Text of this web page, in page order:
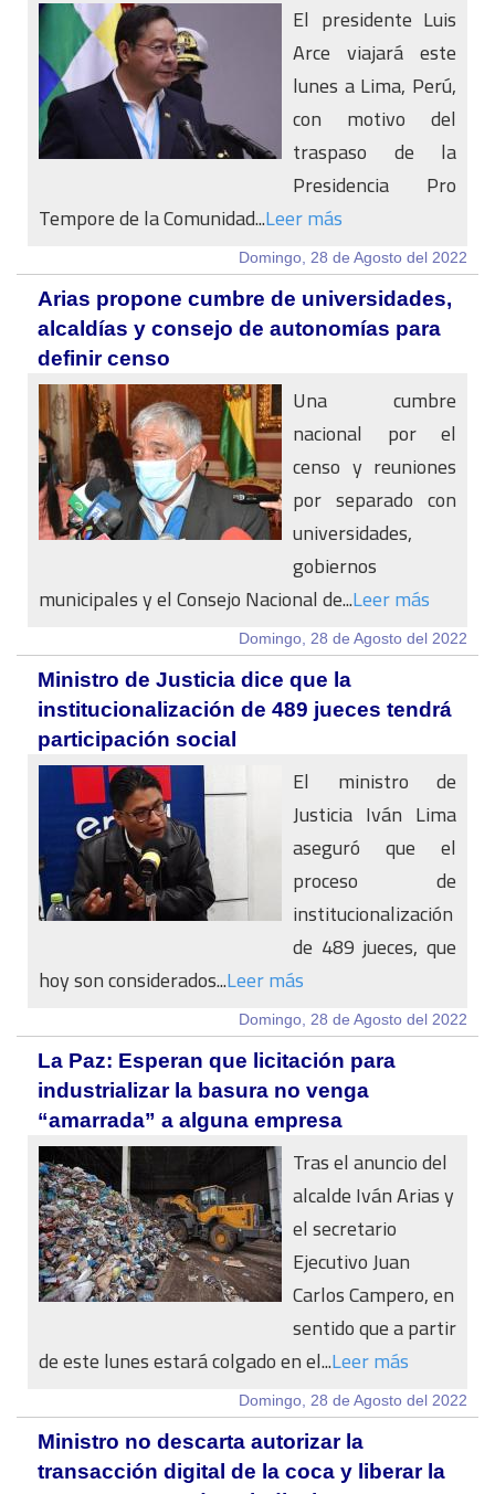
El presidente Luis
Arce viajará este
lunes a Lima, Perú,
con motivo del
traspaso de la
Presidencia Pro
Tempore de la Comunidad...Leer más
Domingo, 28 de Agosto del 2022
Arias propone cumbre de universidades,
alcaldías y consejo de autonomías para
definir censo
Una cumbre
nacional por el
censo y reuniones
por separado con
universidades,
gobiernos
municipales y el Consejo Nacional de...Leer más
Domingo, 28 de Agosto del 2022
Ministro de Justicia dice que la
institucionalización de 489 jueces tendrá
participación social
El ministro de
Justicia Iván Lima
aseguró que el
proceso de
institucionalización
de 489 jueces, que
hoy son considerados...Leer más
Domingo, 28 de Agosto del 2022
La Paz: Esperan que licitación para
industrializar la basura no venga
“amarrada” a alguna empresa
Tras el anuncio del
alcalde Iván Arias y
el secretario
Ejecutivo Juan
Carlos Campero, en
sentido que a partir
de este lunes estará colgado en el...Leer más
Domingo, 28 de Agosto del 2022
Ministro no descarta autorizar la
transacción digital de la coca y liberar la